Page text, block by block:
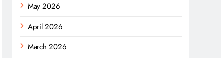
May 2026
April 2026
March 2026